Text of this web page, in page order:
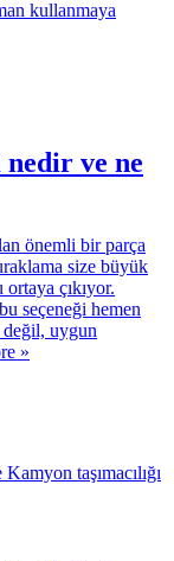
ve ne
önemli bir parça
size büyük
çıkıyor.
seçeneği hemen
değil, uygun
»
taşımacılığı